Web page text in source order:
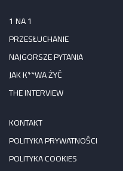
1 NA 1
PRZESŁUCHANIE
NAJGORSZE PYTANIA
JAK K**WA ŻYĆ
THE INTERVIEW
KONTAKT
POLITYKA PRYWATNOŚCI
POLITYKA COOKIES